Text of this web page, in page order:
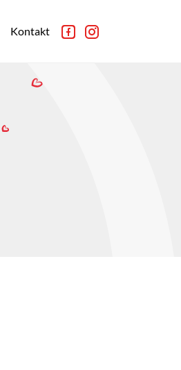
Kontakt